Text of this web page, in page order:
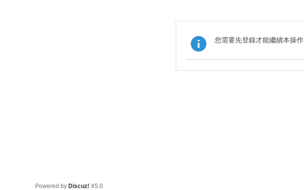
您需要先登錄才能繼續本操作
Powered by Discuz! X5.0